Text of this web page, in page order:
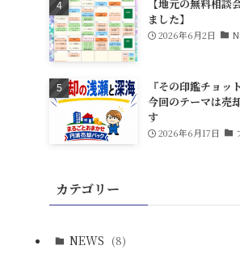
【地元の無料相談
ました】
2026年6月2日
『その印鑑チョッ
今回のテーマは売
す
2026年6月17日
カテゴリー
NEWS (8)